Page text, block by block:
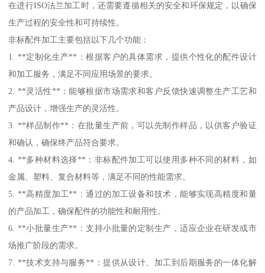
在进行ISO法兰加工时，还需要遵循相关的安全和环保规定，以确保
生产过程的安全性和可持续性。
非标配件加工主要包括以下几个功能：
1. **定制化生产**：根据客户的具体需求，提供个性化的配件设计
和加工服务，满足不同应用场景的要求。
2. **灵活性**：能够根据市场需求和客户反馈快速调整生产工艺和
产品设计，增强生产的灵活性。
3. **样品制作**：在批量生产前，可以先制作样品，以供客户验证
和确认，确保终产品符合要求。
4. **多种材料选择**：非标配件加工可以使用多种不同的材料，如
金属、塑料、复合材料等，满足不同的性能需求。
5. **高精度加工**：通过的加工设备和技术，能够实现高精度和量
的产品加工，确保配件的功能性和耐用性。
6. **小批量生产**：支持小批量的定制生产，适应企业在研发或市
场推广阶段的需求。
7. **技术支持与服务**：提供从设计、加工到后期服务的一体化解